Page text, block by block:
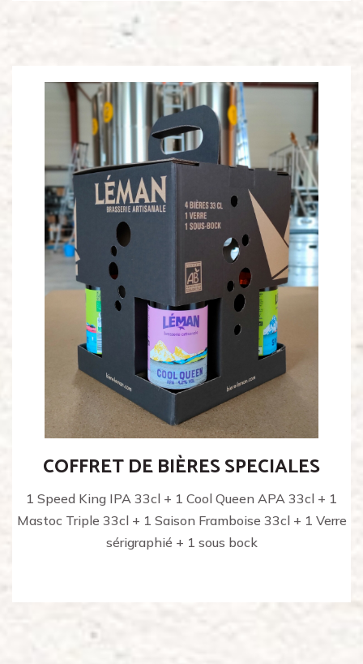
COFFRET DE BIÈRES SPECIALES
1 Speed King IPA 33cl + 1 Cool Queen APA 33cl + 1
Mastoc Triple 33cl + 1 Saison Framboise 33cl + 1 Verre
sérigraphié + 1 sous bock